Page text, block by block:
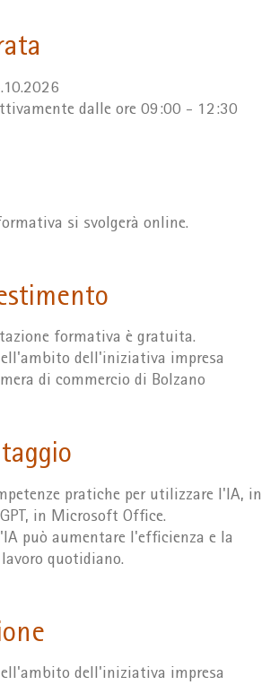
dalle ore 09:00 - 12:30
si svolgerà online.
formativa è gratuita.
dell'iniziativa impresa
di commercio di Bolzano
pratiche per utilizzare l'IA, in
in Microsoft Office.
può aumentare l'efficienza e la
quotidiano.
dell'iniziativa impresa